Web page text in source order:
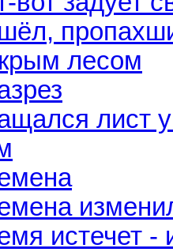
лесом
лист
истечет -